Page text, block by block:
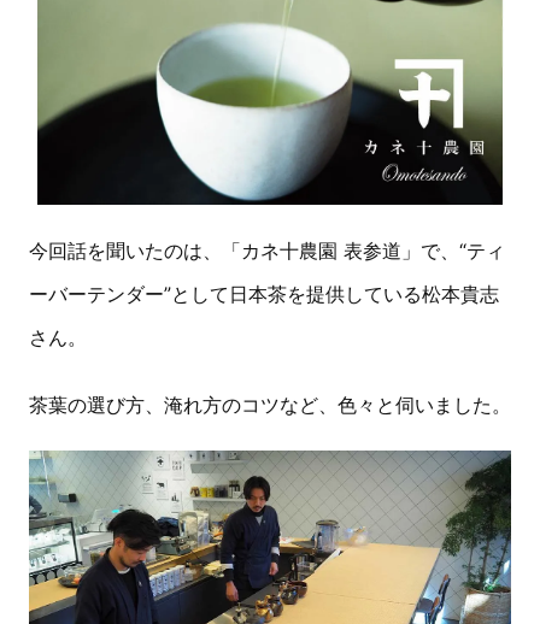
今回話を聞いたのは、「カネ十農園 表参道」で、“ティ
ーバーテンダー”として日本茶を提供している松本貴志
さん。
茶葉の選び方、淹れ方のコツなど、色々と伺いました。